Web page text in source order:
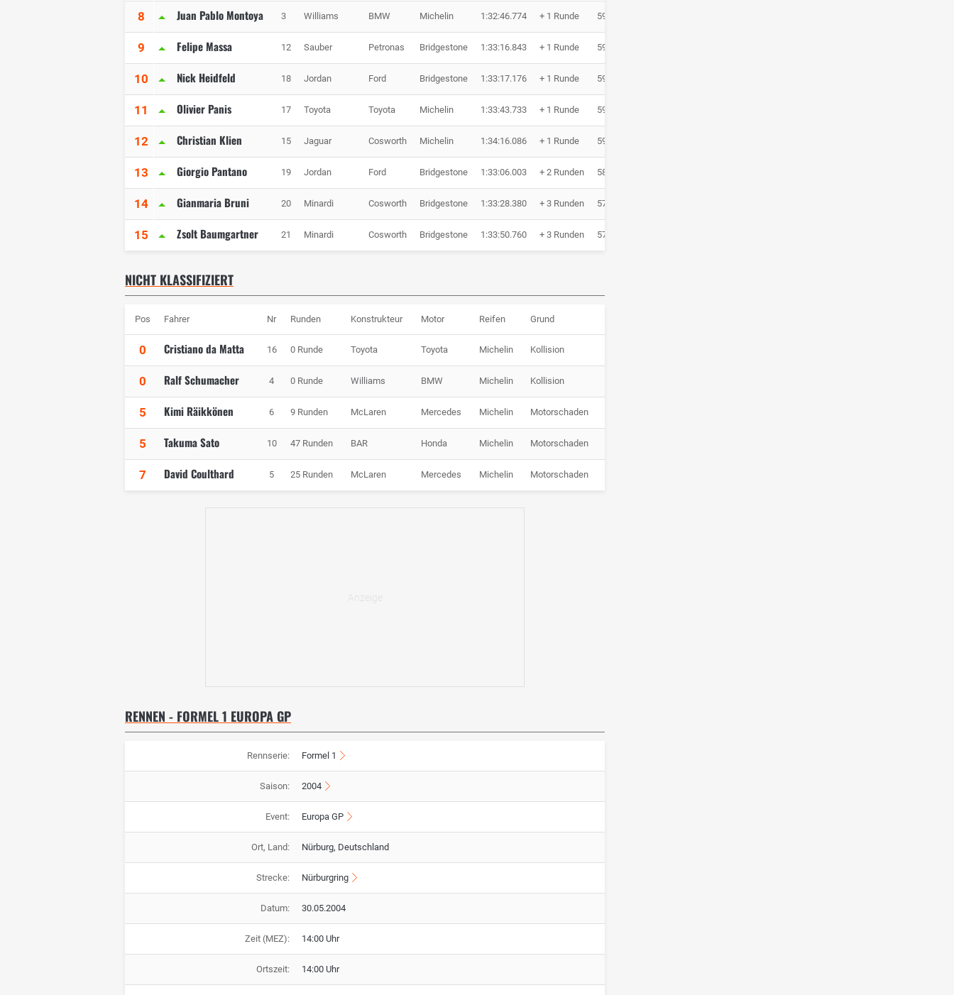
8 Juan Pablo Montoya 3 Williams BMW Michelin 1:32:46.774 + 1 Runde 59 Runden
9 Felipe Massa 12 Sauber Petronas Bridgestone 1:33:16.843 + 1 Runde 59 Runden
10 Nick Heidfeld 18 Jordan Ford Bridgestone 1:33:17.176 + 1 Runde 59 Runden
11 Olivier Panis 17 Toyota Toyota Michelin 1:33:43.733 + 1 Runde 59 Runden
12 Christian Klien 15 Jaguar Cosworth Michelin 1:34:16.086 + 1 Runde 59 Runden
13 Giorgio Pantano 19 Jordan Ford Bridgestone 1:33:06.003 + 2 Runden 58 Runden
14 Gianmaria Bruni 20 Minardi Cosworth Bridgestone 1:33:28.380 + 3 Runden 57 Runden
15 Zsolt Baumgartner 21 Minardi Cosworth Bridgestone 1:33:50.760 + 3 Runden 57 Runden
NICHT KLASSIFIZIERT
Pos Fahrer Nr Runden Konstrukteur Motor Reifen Grund
0 Cristiano da Matta 16 0 Runde Toyota Toyota Michelin Kollision
0 Ralf Schumacher 4 0 Runde Williams BMW Michelin Kollision
5 Kimi Räikkönen 6 9 Runden McLaren Mercedes Michelin Motorschaden
5 Takuma Sato 10 47 Runden BAR Honda Michelin Motorschaden
7 David Coulthard 5 25 Runden McLaren Mercedes Michelin Motorschaden
RENNEN - FORMEL 1 EUROPA GP
Rennserie: Formel 1
Saison: 2004
Event: Europa GP
Ort, Land: Nürburg, Deutschland
Strecke: Nürburgring
Datum: 30.05.2004
Zeit (MEZ): 14:00 Uhr
Ortszeit: 14:00 Uhr